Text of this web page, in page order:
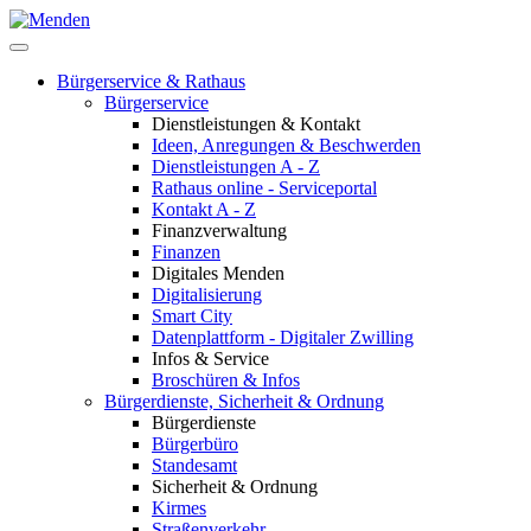
Bürgerservice & Rathaus
Bürgerservice
Dienstleistungen & Kontakt
Ideen, Anregungen & Beschwerden
Dienstleistungen A - Z
Rathaus online - Serviceportal
Kontakt A - Z
Finanzverwaltung
Finanzen
Digitales Menden
Digitalisierung
Smart City
Datenplattform - Digitaler Zwilling
Infos & Service
Broschüren & Infos
Bürgerdienste, Sicherheit & Ordnung
Bürgerdienste
Bürgerbüro
Standesamt
Sicherheit & Ordnung
Kirmes